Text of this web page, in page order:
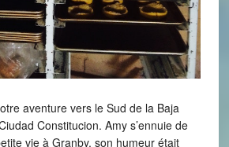
aventure vers le Sud de la Baja
Constitucion. Amy s’ennuie de
vie à Granby, son humeur était